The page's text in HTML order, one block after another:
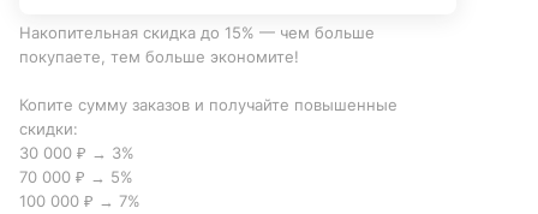
Накопительная скидка до 15% — чем больше
покупаете, тем больше экономите!
Копите сумму заказов и получайте повышенные
скидки:
30 000 ₽ → 3%
70 000 ₽ → 5%
100 000 ₽ → 7%